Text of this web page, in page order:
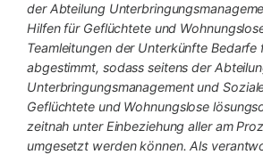
der Abteilung
Hilfen für Geflüchtete und
Teamleitungen der Unterkünfte Bedarfe
abgestimmt, sodass seitens der
Unterbringungsmanagement und
Geflüchtete und Wohnungslose
zeitnah unter Einbeziehung aller am
umgesetzt werden können. Als